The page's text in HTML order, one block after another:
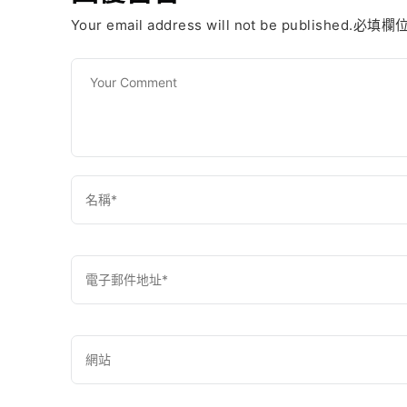
Your email address will not be published.必填欄